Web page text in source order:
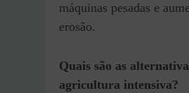
máquinas pesadas e
erosão.
Quais são as
agricultura intensiva?